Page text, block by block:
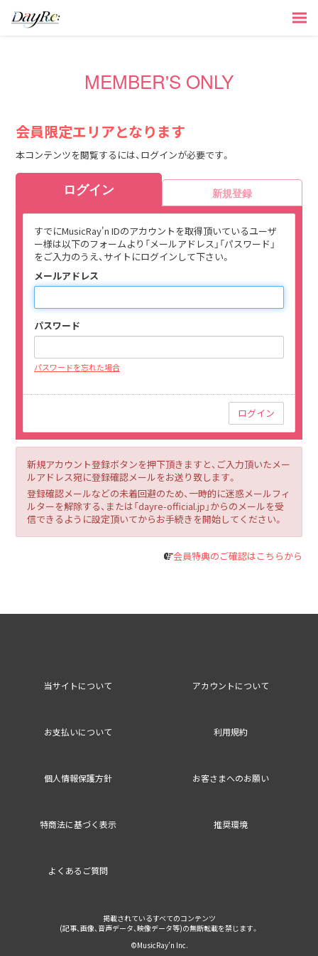
MEMBER'S ONLY
会員限定エリアとなります
本コンテンツを閲覧するには、ログインが必要です。
ログイン 新規登録
すでにMusicRay'n IDのアカウントを取得頂いているユーザ
ー様は以下のフォームより「メールアドレス」「パスワード」
をご入力のうえ、サイトにログインして下さい。
メールアドレス
パスワード
パスワードを忘れた場合
新規アカウント登録ボタンを押下頂きますと、ご入力頂いたメー
ルアドレス宛に登録確認メールをお送り致します。
登録確認メールなどの未着回避のため、一時的に迷惑メールフィ
ルターを解除する、または「dayre-official.jp」からのメールを受
信できるように設定頂いてからお手続きを開始してください。
会員特典のご確認はこちらから
当サイトについて アカウントについて
お支払いについて 利用規約
個人情報保護方針 お客さまへのお願い
特商法に基づく表示 推奨環境
よくあるご質問
掲載されているすべてのコンテンツ
(記事、画像、音声データ、映像データ等)の無断転載を禁じます。
©MusicRay’n Inc.